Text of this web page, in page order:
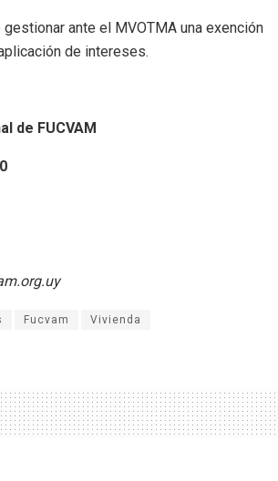
gestionar ante el MVOTMA una exención
de intereses.
de FUCVAM
Fucvam Vivienda